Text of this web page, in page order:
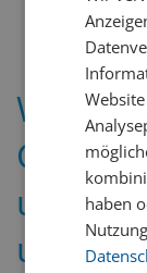
Weitere
und haben